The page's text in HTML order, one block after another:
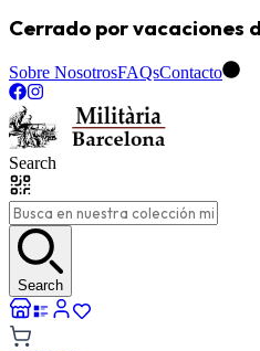
Cerrado por vacaciones
Sobre NosotrosFAQsContacto
Search
Search